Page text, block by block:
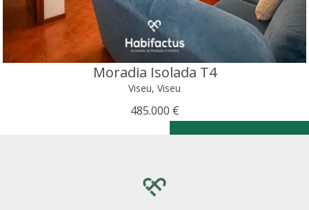
Moradia Isolada T4
Viseu, Viseu
485.000 €